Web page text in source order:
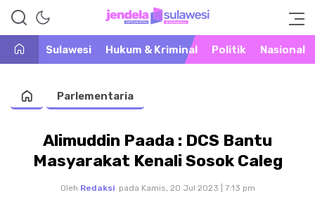
Jendela Sulawesi
Warta Peristiwa di Khatulistiwa
Sulawesi
Hukum & Kriminal Politik Nasional
Parlementaria
Alimuddin Paada : DCS Bantu
Masyarakat Kenali Sosok Caleg
Oleh Redaksi pada Kamis, 20 Jul 2023 | 7:13 pm